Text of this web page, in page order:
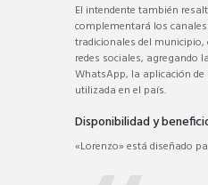
El intendente también
complementará los
tradicionales del
redes sociales, agregando
WhatsApp, la aplicación
utilizada en el país.
Disponibilidad y
«Lorenzo» está diseñado